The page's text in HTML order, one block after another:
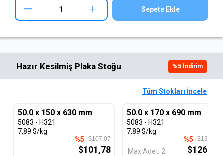
+ Sepete Ekle
Hazır Kesilmiş Plaka Stoğu %5İndirim
Tüm Stokları İncele
50.0 x 150 x 630 mm
5083 - H321
7,89 $/kg
%5
$107,07
$101,78
50.0 x 170 x 690 mm
5083 - H321
7,89 $/kg
%5
$132,88
$126,32
Max Adet: 2